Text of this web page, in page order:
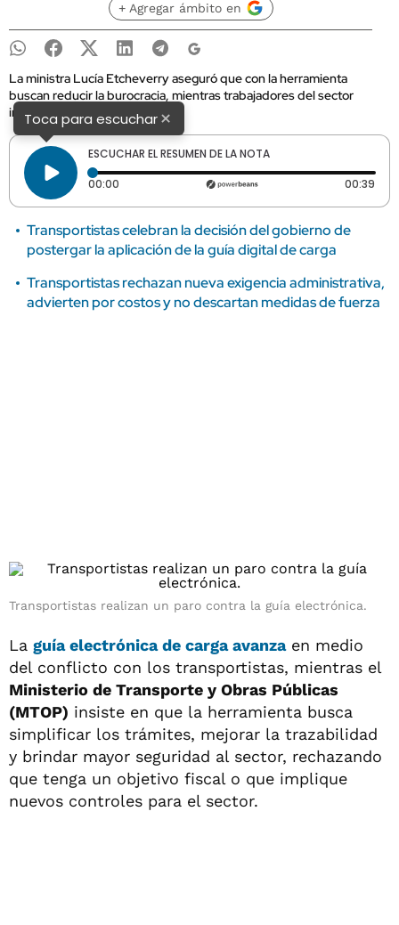
+ Agregar ámbito en
La ministra Lucía Etcheverry aseguró que con la herramienta
buscan reducir la burocracia, mientras trabajadores del sector
insisten en el rechazo.
Toca para escuchar×
ESCUCHAR EL RESUMEN DE LA NOTA
00:00 Tiempo transcurrido: 0 segundos 00:39
Transportistas celebran la decisión del gobierno de
postergar la aplicación de la guía digital de carga
Transportistas rechazan nueva exigencia administrativa,
advierten por costos y no descartan medidas de fuerza
Transportistas realizan un paro contra la guía electrónica.
La guía electrónica de carga avanzaen medio
del conflicto con los transportistas, mientras el
Ministerio de Transporte y Obras Públicas
(MTOP) insiste en que la herramienta busca
simplificar los trámites, mejorar la trazabilidad
y brindar mayor seguridad al sector, rechazando
que tenga un objetivo fiscal o que implique
nuevos controles para el sector.